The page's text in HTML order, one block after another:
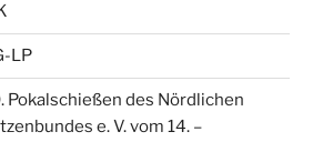
LP
Pokalschießen des Nördlichen
e. V. vom 14. –